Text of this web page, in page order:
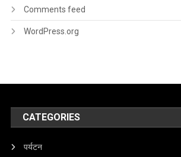
Comments feed
WordPress.org
CATEGORIES
पर्यटन